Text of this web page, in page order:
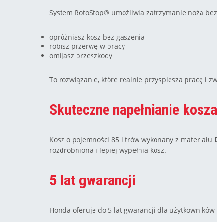
System RotoStop® umożliwia zatrzymanie noża
opróżniasz kosz bez gaszenia
robisz przerwę w pracy
omijasz przeszkody
To rozwiązanie, które realnie przyspiesza pracę i
Skuteczne napełnianie kosza
Kosz o pojemności 85 litrów wykonany z materiału
rozdrobniona i lepiej wypełnia kosz.
5 lat gwarancji
Honda oferuje do 5 lat gwarancji dla